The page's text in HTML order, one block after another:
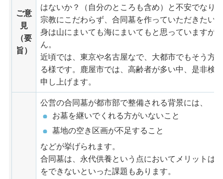
ご意
見
（要
旨）
はないか？（自分のところも含め）と不安でなり
宗教にこだわらず、合同墓を作っていただきたい
身は山にまいても海にまいてもと思っていますが
ん。
近頃では、東京や名古屋なで、大都市でもそう方
る様です。鹿屋市では、高齢者が多い中、是非検
申し上げます。
公営の合同墓が都市部で整備される背景には、
お墓を継いでくれる方がいないこと
墓地の空き区画が不足すること
などが挙げられます。
合同墓は、永代供養という点においてメリットは
をできないといった課題もあります。